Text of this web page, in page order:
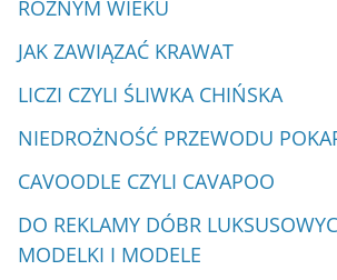
RÓŻNYM WIEKU
JAK ZAWIĄZAĆ KRAWAT
LICZI CZYLI ŚLIWKA CHIŃSKA
NIEDROŻNOŚĆ PRZEWODU
CAVOODLE CZYLI CAVAPOO
DO REKLAMY DÓBR
MODELKI I MODELE